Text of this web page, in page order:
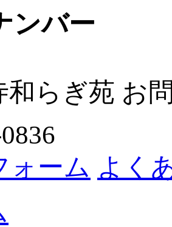
ンバー
和らぎ苑 お
ォーム よく